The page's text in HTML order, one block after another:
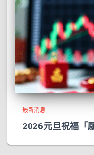
最新消息
2026元旦祝福「